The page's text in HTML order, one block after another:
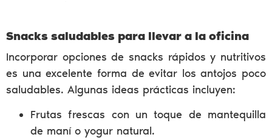
Snacks saludables para llevar a la oficina
Incorporar opciones de snacks rápidos y nutritivos
es una excelente forma de evitar los antojos poco
saludables. Algunas ideas prácticas incluyen:
Frutas frescas con un toque de mantequilla
de maní o yogur natural.